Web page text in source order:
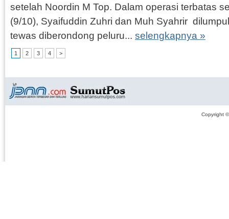
setelah Noordin M Top. Dalam operasi terbatas
(9/10), Syaifuddin Zuhri dan Muh Syahrir
tewas diberondong peluru... selengkapnya »
1 2 3 4 >
Copyright